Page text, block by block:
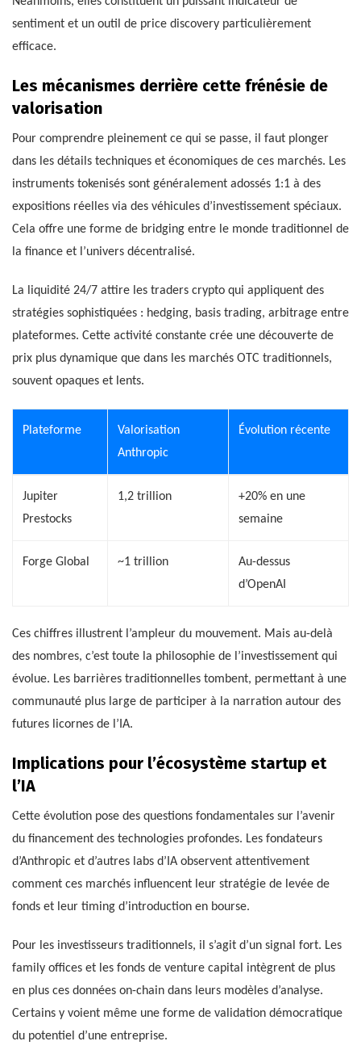
sentiment et un outil de price discovery particulièrement
efficace.
Les mécanismes derrière cette frénésie de
valorisation
Pour comprendre pleinement ce qui se passe, il faut plonger
dans les détails techniques et économiques de ces marchés. Les
instruments tokenisés sont généralement adossés 1:1 à des
expositions réelles via des véhicules d’investissement spéciaux.
Cela offre une forme de bridging entre le monde traditionnel de
la finance et l’univers décentralisé.
La liquidité 24/7 attire les traders crypto qui appliquent des
stratégies sophistiquées : hedging, basis trading, arbitrage entre
plateformes. Cette activité constante crée une découverte de
prix plus dynamique que dans les marchés OTC traditionnels,
souvent opaques et lents.
Plateforme
Valorisation
Anthropic
Évolution récente
Jupiter
Prestocks
1,2 trillion
+20% en une
semaine
Forge Global ~1 trillion
Au-dessus
d’OpenAI
Ces chiffres illustrent l’ampleur du mouvement. Mais au-delà
des nombres, c’est toute la philosophie de l’investissement qui
évolue. Les barrières traditionnelles tombent, permettant à une
communauté plus large de participer à la narration autour des
futures licornes de l’IA.
Implications pour l’écosystème startup et
l’IA
Cette évolution pose des questions fondamentales sur l’avenir
du financement des technologies profondes. Les fondateurs
d’Anthropic et d’autres labs d’IA observent attentivement
comment ces marchés influencent leur stratégie de levée de
fonds et leur timing d’introduction en bourse.
Pour les investisseurs traditionnels, il s’agit d’un signal fort. Les
family offices et les fonds de venture capital intègrent de plus
en plus ces données on-chain dans leurs modèles d’analyse.
Certains y voient même une forme de validation démocratique
du potentiel d’une entreprise.